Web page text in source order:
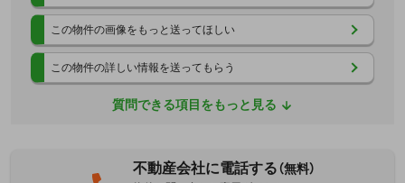
この物件の画像をもっと送ってほしい
この物件の詳しい情報を送ってもらう
質問できる項目をもっと見る
不動産会社に電話する（無料）